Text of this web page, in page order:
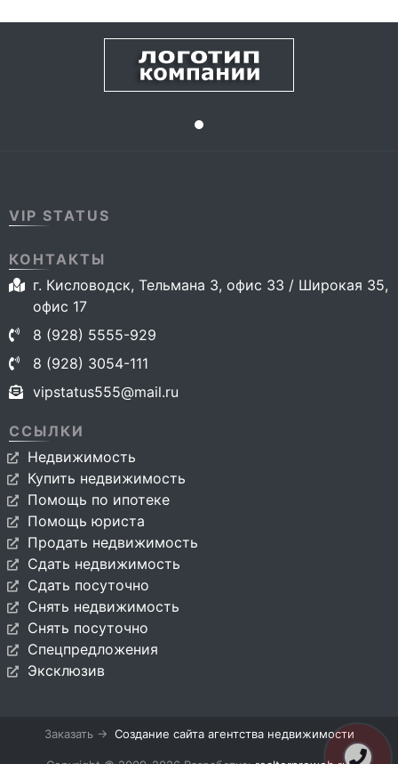
VIP STATUS
КОНТАКТЫ
г. Кисловодск, Тельмана 3, офис 33 / Широкая 35,
офис 17
8 (928) 5555-929
8 (928) 3054-111
vipstatus555@mail.ru
ССЫЛКИ
Недвижимость
Купить недвижимость
Помощь по ипотеке
Помощь юриста
Продать недвижимость
Сдать недвижимость
Сдать посуточно
Снять недвижимость
Снять посуточно
Спецпредложения
Эксклюзив
Заказать → Создание сайта агентства недвижимости